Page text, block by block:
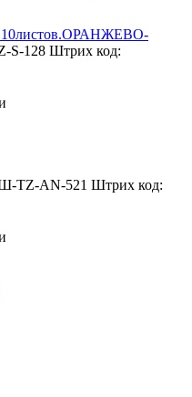
10листов.ОРАНЖЕВО-
S-128 Штрих код:
TZ-AN-521 Штрих код: